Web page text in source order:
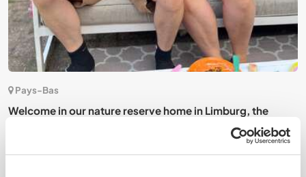
Pays-Bas
Welcome in our nature reserve home in Limburg, the